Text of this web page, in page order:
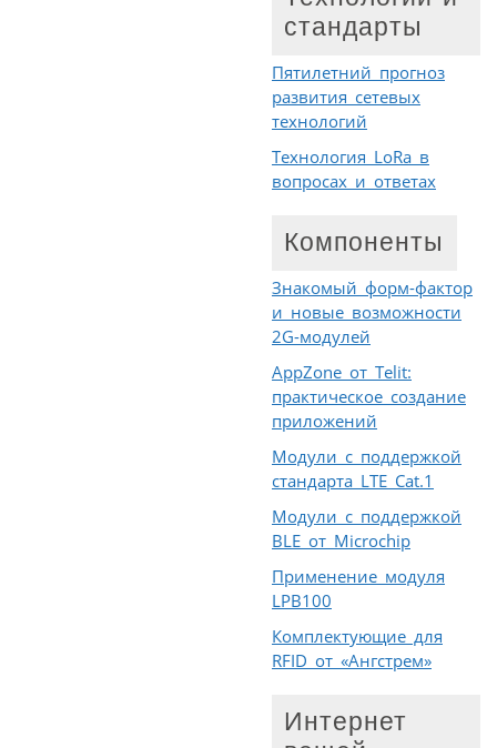
стандарты
Пятилетний прогноз
развития сетевых
технологий
Технология LoRa в
вопросах и ответах
Компоненты
Знакомый форм-фактор
и новые возможности
2G-модулей
AppZone от Telit:
практическое создание
приложений
Модули с поддержкой
стандарта LTE Cat.1
Модули с поддержкой
BLE от Microchip
Применение модуля
LPB100
Комплектующие для
RFID от «Ангстрем»
Интернет